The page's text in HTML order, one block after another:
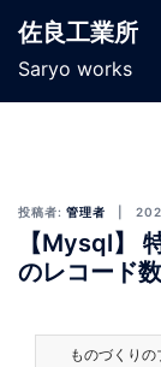
佐良工業所
Saryo works
投稿者: 管理者
【Mysql】
のレコード
ものづくりの